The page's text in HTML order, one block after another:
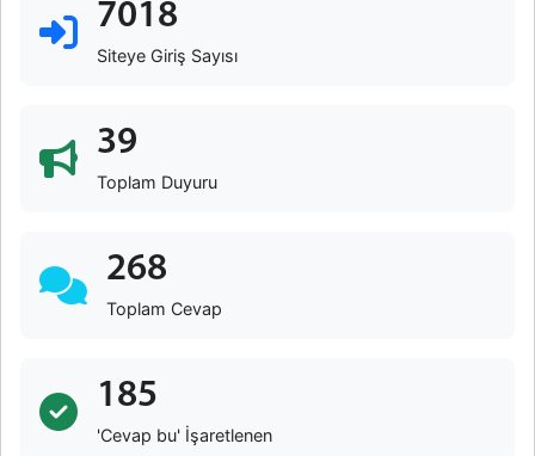
7018
Siteye Giriş Sayısı
39
Toplam Duyuru
268
Toplam Cevap
185
'Cevap bu' İşaretlenen